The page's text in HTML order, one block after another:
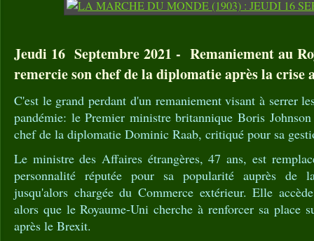
Jeudi 16 Septembre 2021 - Remaniement au
remercie son chef de la diplomatie après la crise
C'est le grand perdant d'un remaniement visant à serrer
pandémie: le Premier ministre britannique Boris
chef de la diplomatie Dominic Raab, critiqué pour sa
Le ministre des Affaires étrangères, 47 ans, est
personnalité réputée pour sa popularité auprès de
jusqu'alors chargée du Commerce extérieur. Elle
alors que le Royaume-Uni cherche à renforcer sa place
après le Brexit.